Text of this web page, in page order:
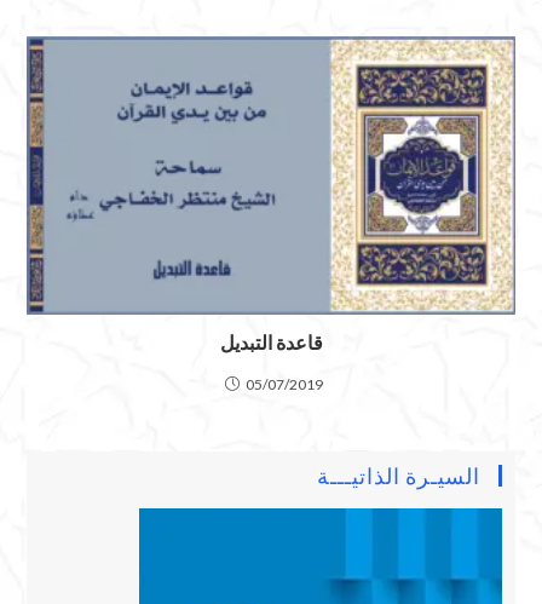
قاعدة التبديل
05/07/2019
السيـرة الذاتيـــة